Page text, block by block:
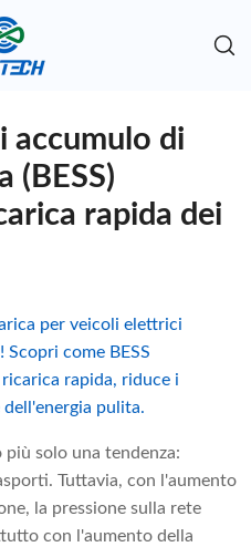
accumulo di
(BESS)
rapida dei
per veicoli elettrici
come BESS
rapida, riduce i
pulita.
più solo una tendenza:
Tuttavia, con l'aumento
la pressione sulla rete
con l'aumento della